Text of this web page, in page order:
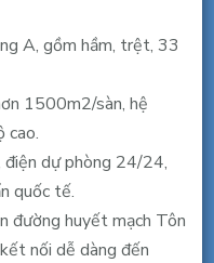
A, gồm hầm, trệt, 33
1500m2/sàn, hệ
cao.
dự phòng 24/24,
quốc tế.
đường huyết mạch Tôn
nối dễ dàng đến